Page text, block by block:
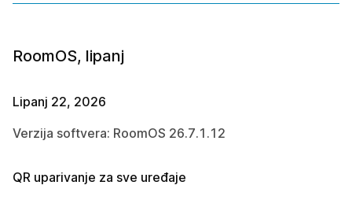
RoomOS, lipanj
Lipanj 22, 2026
Verzija softvera: RoomOS 26.7.1.12
QR uparivanje za sve uređaje